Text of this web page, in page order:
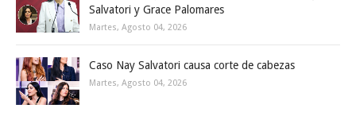
Salvatori y Grace Palomares
Martes, Agosto 04, 2026
Caso Nay Salvatori causa corte de cabezas
Martes, Agosto 04, 2026